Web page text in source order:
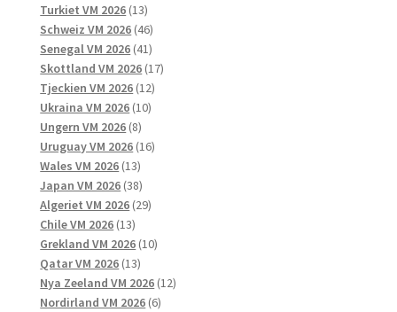
produkter
Turkiet VM 2026 1313
produkter
Schweiz VM 2026 4646
produkter
Senegal VM 2026 4141
produkter
Skottland VM 2026 1717
Tjeckien VM 2026 1212
Ukraina VM 2026 1010
Ungern VM 2026 88
produkter
Uruguay VM 2026 1616
Wales VM 2026 1313
produkter
Japan VM 2026 3838
produkter
Algeriet VM 2026 2929
Chile VM 2026 1313
produkter
Grekland VM 2026 1010
Qatar VM 2026 1313
produkter
Nya Zeeland VM 2026 1212
Nordirland VM 2026 66